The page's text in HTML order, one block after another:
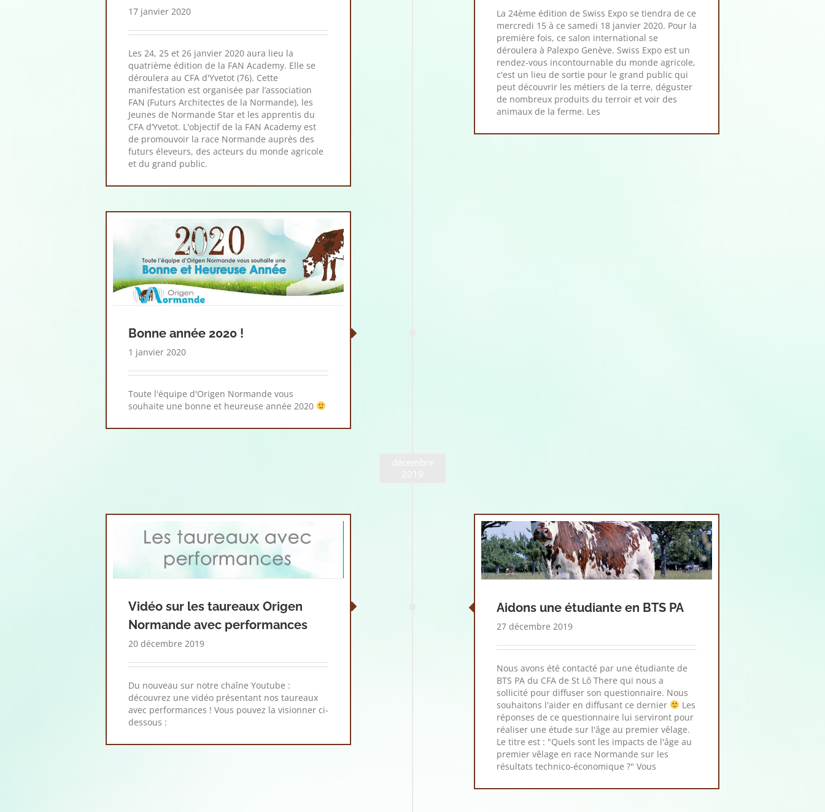
17 janvier 2020
Les 24, 25 et 26 janvier 2020 aura lieu la
quatrième édition de la FAN Academy. Elle se
déroulera au CFA d'Yvetot (76). Cette
manifestation est organisée par l’association
FAN (Futurs Architectes de la Normande), les
Jeunes de Normande Star et les apprentis du
CFA d’Yvetot. L'objectif de la FAN Academy est
de promouvoir la race Normande auprès des
futurs éleveurs, des acteurs du monde agricole
et du grand public.
La 24ème édition de Swiss Expo se tiendra de ce
mercredi 15 à ce samedi 18 janvier 2020. Pour la
première fois, ce salon international se
déroulera à Palexpo Genève. Swiss Expo est un
rendez-vous incontournable du monde agricole,
c'est un lieu de sortie pour le grand public qui
peut découvrir les métiers de la terre, déguster
de nombreux produits du terroir et voir des
animaux de la ferme. Les
Bonne année 2020 !
1 janvier 2020
Toute l'équipe d'Origen Normande vous
souhaite une bonne et heureuse année 2020
Aidons une étudiante en BTS PA
27 décembre 2019
Nous avons été contacté par une étudiante de
BTS PA du CFA de St Lô There qui nous a
sollicité pour diffuser son questionnaire. Nous
souhaitons l'aider en diffusant ce dernier
Les
réponses de ce questionnaire lui serviront pour
réaliser une étude sur l'âge au premier vêlage.
Le titre est : "Quels sont les impacts de l'âge au
premier vêlage en race Normande sur les
résultats technico-économique ?" Vous
Vidéo sur les taureaux Origen
Normande avec performances
20 décembre 2019
Du nouveau sur notre chaîne Youtube :
découvrez une vidéo présentant nos taureaux
avec performances ! Vous pouvez la visionner ci-
dessous :